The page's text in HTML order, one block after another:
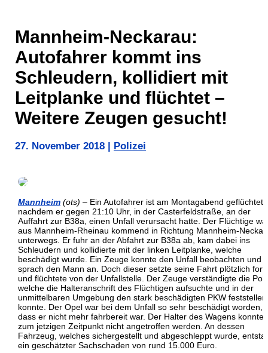
Mannheim-Neckarau:
Autofahrer kommt ins
Schleudern, kollidiert mit
Leitplanke und flüchtet –
Weitere Zeugen gesucht!
27. November 2018 Polizei
Mannheim (ots) – Ein Autofahrer ist am Montagabend geflüchtet,
nachdem er gegen 21:10 Uhr, in der Casterfeldstraße, an der
Auffahrt zur B38a, einen Unfall verursacht hatte. Der Flüchtige
aus Mannheim-Rheinau kommend in Richtung Mannheim-
unterwegs. Er fuhr an der Abfahrt zur B38a ab, kam dabei ins
Schleudern und kollidierte mit der linken Leitplanke, welche
beschädigt wurde. Ein Zeuge konnte den Unfall beobachten und
sprach den Mann an. Doch dieser setzte seine Fahrt plötzlich fort
und flüchtete von der Unfallstelle. Der Zeuge verständigte die
welche die Halteranschrift des Flüchtigen aufsuchte und in der
unmittelbaren Umgebung den stark beschädigten PKW feststellen
konnte. Der Opel war bei dem Unfall so sehr beschädigt worden,
dass er nicht mehr fahrbereit war. Der Halter des Wagens konnte
zum jetzigen Zeitpunkt nicht angetroffen werden. An dessen
Fahrzeug, welches sichergestellt und abgeschleppt wurde,
ein geschätzter Sachschaden von rund 15.000 Euro.